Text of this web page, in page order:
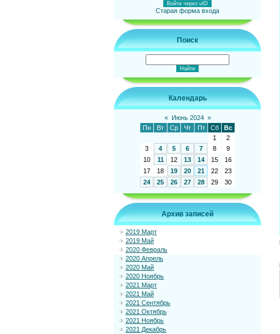
Войти через uID
Старая форма входа
Поиск
Календарь
« Июнь 2024 »
Пн
Вт Ср Чт Пт Сб
Вс
1
2
3
4 5 6 7 8
9
10
11 12 13 14 15
16
17
18 19 20 21 22
23
24
25 26 27 28 29 30
Архив записей
2019 Март
2019 Май
2020 Февраль
2020 Апрель
2020 Май
2020 Ноябрь
2021 Март
2021 Май
2021 Сентябрь
2021 Октябрь
2021 Ноябрь
2021 Декабрь